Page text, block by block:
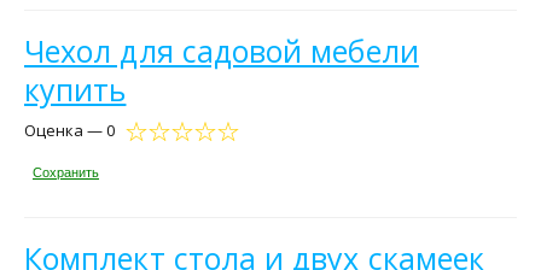
Чехол для садовой мебели
купить
Оценка — 0
Сохранить
Комплект стола и двух скамеек